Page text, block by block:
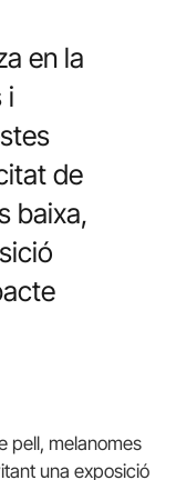
en la
i
de
baixa,
pell, melanomes
una exposició